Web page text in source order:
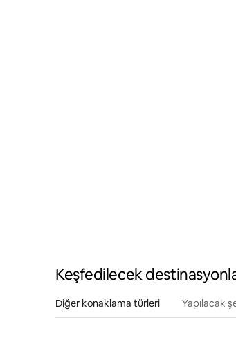
Keşfedilecek
Diğer konaklama türleri Yapılacak